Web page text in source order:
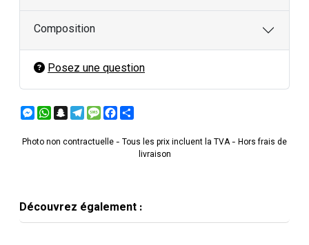
Composition
Posez une question
Messenger
WhatsApp
Snapchat
Telegram
MessageFacebook
Photo non contractuelle - Tous les prix incluent la TVA - Hors frais de
livraison
Découvrez également :